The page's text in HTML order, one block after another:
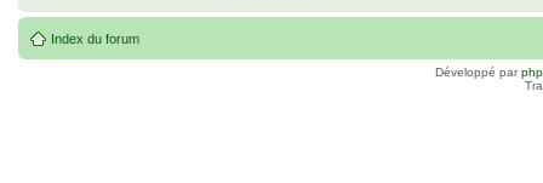
Index du forum
Développé par